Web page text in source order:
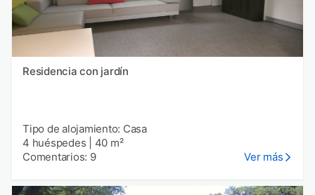
Residencia con jardín
Tipo de alojamiento: Casa
4 huéspedes
40 m²
Comentarios: 9
Ver más